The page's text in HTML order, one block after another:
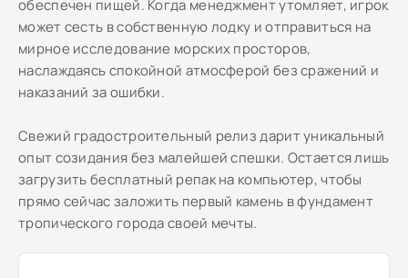
обеспечен пищей. Когда менеджмент утомляет, игрок
может сесть в собственную лодку и отправиться на
мирное исследование морских просторов,
наслаждаясь спокойной атмосферой без сражений и
наказаний за ошибки.
Свежий градостроительный релиз дарит уникальный
опыт созидания без малейшей спешки. Остается лишь
загрузить бесплатный репак на компьютер, чтобы
прямо сейчас заложить первый камень в фундамент
тропического города своей мечты.